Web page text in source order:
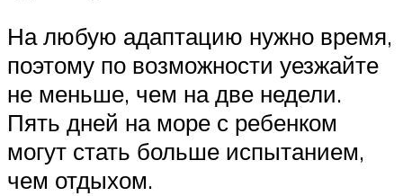
На любую адаптацию нужно время,
поэтому по возможности уезжайте
не меньше, чем на две недели.
Пять дней на море с ребенком
могут стать больше испытанием,
чем отдыхом.